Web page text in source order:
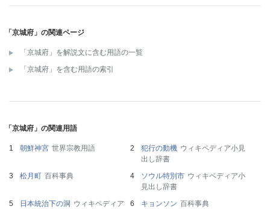
「京城府」の関連ページ
「京城府」を解説文に含む用語の一覧
「京城府」を含む用語の索引
「京城府」の関連用語
朝鮮神宮 世界宗教用語 犯行の動機 ウィキペディア小見
出し辞書
松月町 百科事典 ソウル特別市 ウィキペディア小
見出し辞書
日本統治下の洞 ウィキペディア
キョンソン 百科事典